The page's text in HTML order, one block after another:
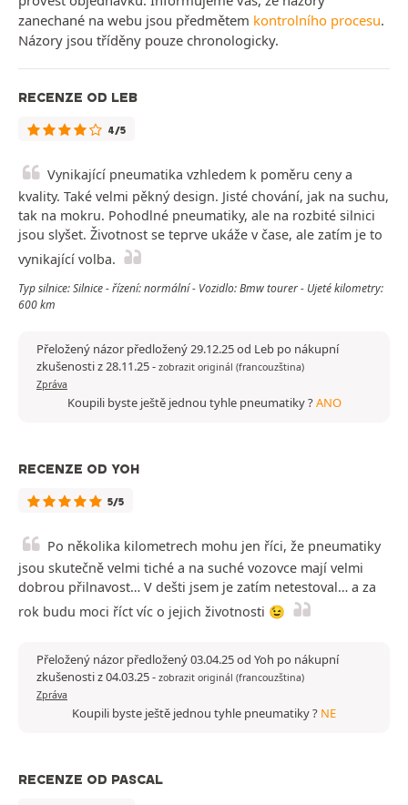
zanechané na webu jsou předmětem kontrolního procesu.
Názory jsou tříděny pouze chronologicky.
RECENZE OD LEB
4/5
Vynikající pneumatika vzhledem k poměru ceny a
kvality. Také velmi pěkný design. Jisté chování, jak na suchu,
tak na mokru. Pohodlné pneumatiky, ale na rozbité silnici
jsou slyšet. Životnost se teprve ukáže v čase, ale zatím je to
vynikající volba.
Typ silnice: Silnice - řízení: normální - Vozidlo: Bmw tourer - Ujeté kilometry:
600 km
Přeložený názor předložený 29.12.25 od Leb po nákupní
zkušenosti z 28.11.25- zobrazit originál (francouzština)
Zpráva
Koupili byste ještě jednou tyhle pneumatiky ?ANO
RECENZE OD YOH
5/5
Po několika kilometrech mohu jen říci, že pneumatiky
jsou skutečně velmi tiché a na suché vozovce mají velmi
dobrou přilnavost… V dešti jsem je zatím netestoval… a za
rok budu moci říct víc o jejich životnosti 😉
Přeložený názor předložený 03.04.25 od Yoh po nákupní
zkušenosti z 04.03.25- zobrazit originál (francouzština)
Zpráva
Koupili byste ještě jednou tyhle pneumatiky ? NE
RECENZE OD PASCAL